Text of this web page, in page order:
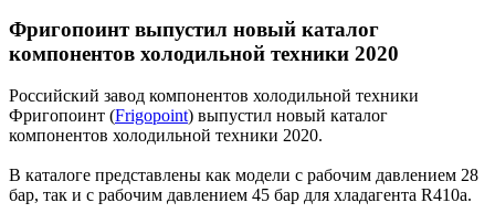
Фригопоинт выпустил новый каталог
компонентов холодильной техники 2020
Российский завод компонентов холодильной техники
Фригопоинт (Frigopoint) выпустил новый каталог
компонентов холодильной техники 2020.
В каталоге представлены как модели с рабочим давлением 28
бар, так и с рабочим давлением 45 бар для хладагента R410a.